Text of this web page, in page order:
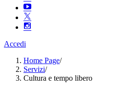
Accedi
Home Page/
Servizi/
Cultura e tempo libero